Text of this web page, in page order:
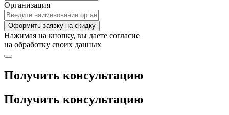
Организация
Оформить заявку на скидку
Нажимая на кнопку, вы даете согласие
на обработку своих данных
Получить консультацию
Получить консультацию